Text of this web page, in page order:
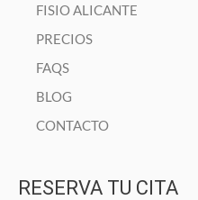
FISIO ALICANTE
PRECIOS
FAQS
BLOG
CONTACTO
RESERVA TU CITA